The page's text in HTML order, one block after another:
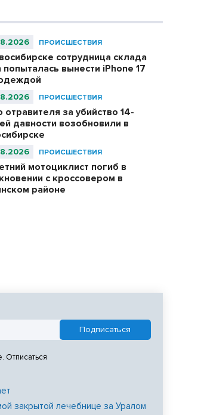
ПРОИСШЕСТВИЯ
сотрудница склада
попыталась вынести iPhone 17
ПРОИСШЕСТВИЯ
отравителя за убийство 14-
давности возобновили в
ПРОИСШЕСТВИЯ
мотоциклист погиб в
с кроссовером в
районе
Отписаться
закрытой лечебнице за Уралом